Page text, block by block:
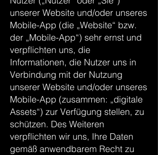
unserer Website und/oder unseres
Mobile-App (die „Website“ bzw.
der „Mobile-App“) sehr ernst und
verpflichten uns, die
Informationen, die Nutzer uns in
Verbindung mit der Nutzung
unserer Website und/oder unseres
Mobile-App (zusammen: „digitale
Assets“) zur Verfügung stellen, zu
schützen. Des Weiteren
verpflichten wir uns, Ihre Daten
gemäß anwendbarem Recht zu